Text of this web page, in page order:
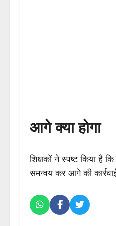
आगे क्या होगा
शिक्षकों ने स्पष्ट किया है
समन्वय कर आगे की